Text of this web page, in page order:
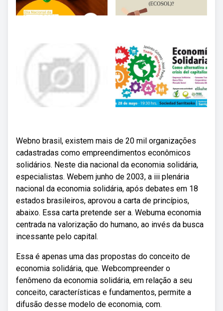
Webno brasil, existem mais de 20 mil organizações
cadastradas como empreendimentos econômicos
solidários. Neste dia nacional da economia solidária,
especialistas. Webem junho de 2003, a iii plenária
nacional da economia solidária, após debates em 18
estados brasileiros, aprovou a carta de princípios,
abaixo. Essa carta pretende ser a. Webuma economia
centrada na valorização do humano, ao invés da busca
incessante pelo capital.
Essa é apenas uma das propostas do conceito de
economia solidária, que. Webcompreender o
fenômeno da economia solidária, em relação a seu
conceito, características e fundamentos, permite a
difusão desse modelo de economia, com.